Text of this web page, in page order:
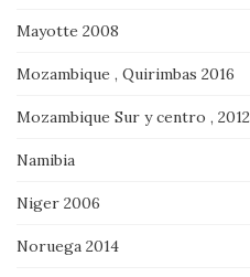
Mayotte 2008
Mozambique , Quirimbas 2016
Mozambique Sur y centro , 2012
Namibia
Niger 2006
Noruega 2014